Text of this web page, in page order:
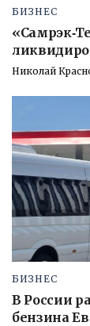
БИЗНЕС
Николай
БИЗНЕС
В России
бензина